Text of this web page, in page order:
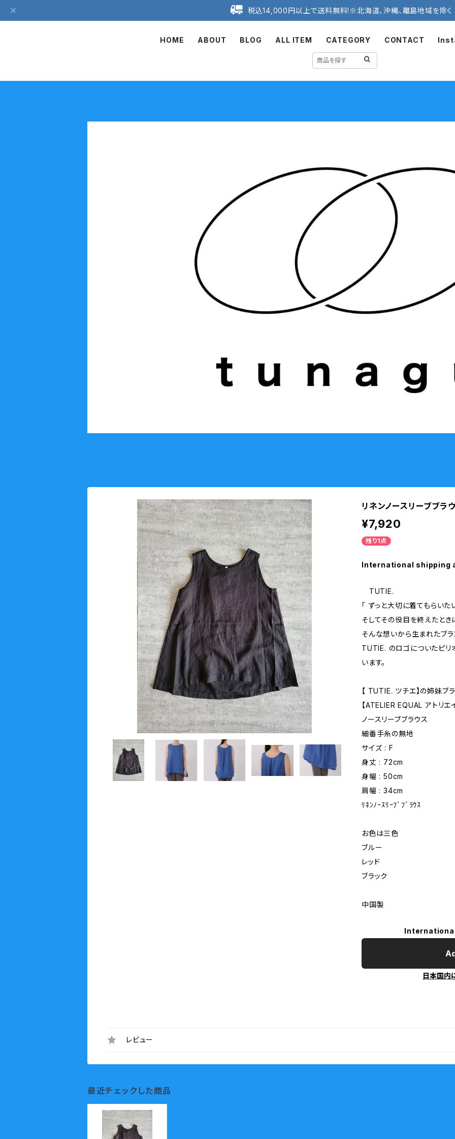
税込14,000円以上で送料無料!※北海道、沖縄、離島地域を除く
HOME ABOUT BLOG ALL ITEM CATEGORY CONTACT
リネンノースリーブブ
¥7,920
残り1点
International shipping
TUTIE.
「 ずっと大切に着てもらいた
そしてその役目を終えたとき
そんな想いから生まれたブラ
TUTIE. のロゴについたピリ
います。
【 TUTIE. ツチエ】の姉妹ブ
【ATELIER EQUAL アトリエ
ノースリーブブラウス
細番手糸の無地
サイズ : F
身丈 : 72cm
身幅 : 50cm
肩幅 : 34cm
ﾘﾈﾝﾉｰｽﾘｰﾌﾞﾌﾞﾗｳｽ
お色は三色
ブルー
レッド
ブラック
中国製
日本国内
レビュー
最近チェックした商品